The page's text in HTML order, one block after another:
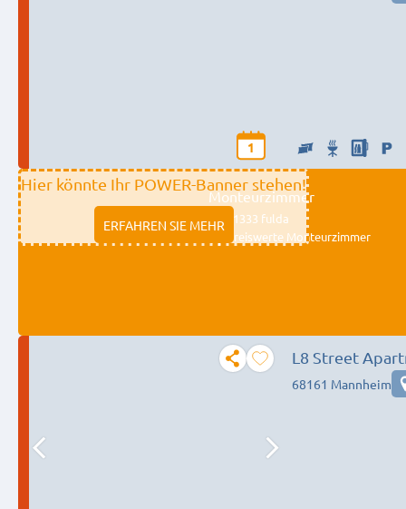
1
Hier könnte Ihr POWER-Banner stehen!
ERFAHREN SIE MEHR
Monteurzimmer
11333 fulda
Preiswerte Monteurzimmer
L8 Street
68161 Mannheim